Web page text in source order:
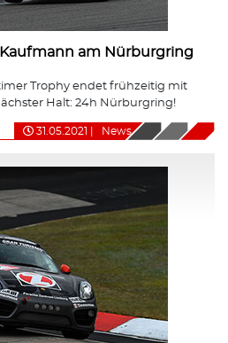
am Nürburgring
Trophy endet frühzeitig mit
Halt: 24h Nürburgring!
31.05.2021 News